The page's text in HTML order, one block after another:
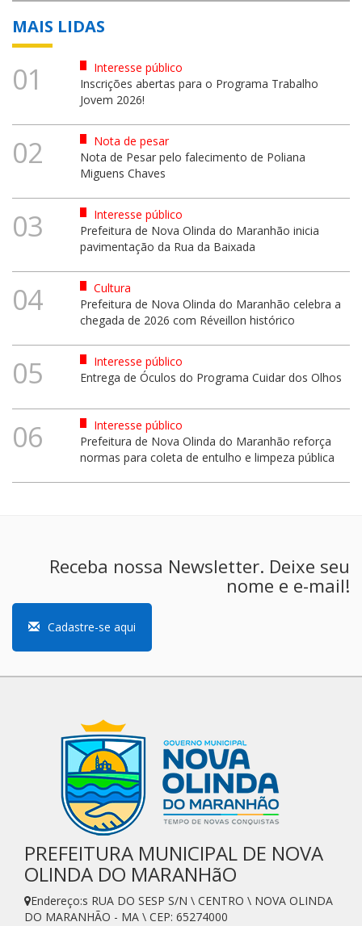
MAIS LIDAS
01
Interesse público
Inscrições abertas para o Programa Trabalho
Jovem 2026!
02
Nota de pesar
Nota de Pesar pelo falecimento de Poliana
Miguens Chaves
03
Interesse público
Prefeitura de Nova Olinda do Maranhão inicia
pavimentação da Rua da Baixada
04
Cultura
Prefeitura de Nova Olinda do Maranhão celebra a
chegada de 2026 com Réveillon histórico
05
Interesse público
Entrega de Óculos do Programa Cuidar dos Olhos
06
Interesse público
Prefeitura de Nova Olinda do Maranhão reforça
normas para coleta de entulho e limpeza pública
Receba nossa Newsletter. Deixe seu
nome e e-mail!
Cadastre-se aqui
PREFEITURA MUNICIPAL DE NOVA
OLINDA DO MARANHãO
Endereço:s RUA DO SESP S/N \ CENTRO \ NOVA OLINDA
DO MARANHÃO - MA \ CEP: 65274000